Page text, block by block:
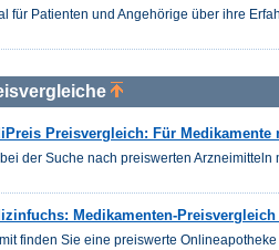
für Patienten und Angehörige über ihre
Preisvergleich: Für
der Suche nach preiswerten Arzneimitteln
Medikamenten-
finden Sie eine preiswerte